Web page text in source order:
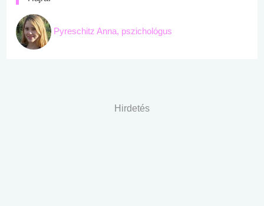
Pyreschitz Anna, pszichológus
Hirdetés